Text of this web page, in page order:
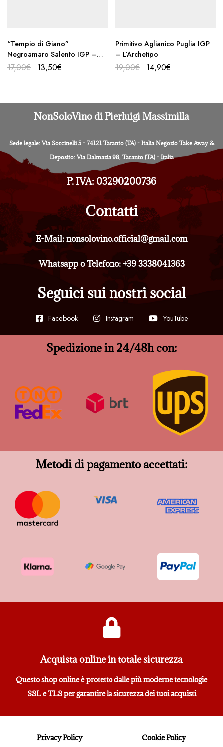
“Tempio di Giano”
Negroamaro Salento IGP –
Vetrère
17,00€ 13,50€
Primitivo Aglianico Puglia IGP
– L’Archetipo
19,00€ 14,90€
NonSoloVino di Pierluigi Massimilla
Sede legale: Via Sorcinelli 5 - 74121 Taranto (TA) - Italia Negozio Take Away &
Deposito: Via Dalmazia 98, Taranto (TA) - Italia
P. IVA: 03290200736
Contatti
E-Mail: nonsolovino.official@gmail.com
Whatsapp o Telefono: +39 3338041363
Seguici sui nostri social
Facebook Instagram YouTube
Spedizione in 24/48h con:
Metodi di pagamento accettati:
Acquista online in totale sicurezza
Questo shop online è protetto dalle più moderne tecnologie
SSL e TLS per garantire la sicurezza dei tuoi acquisti
Privacy Policy Cookie Policy